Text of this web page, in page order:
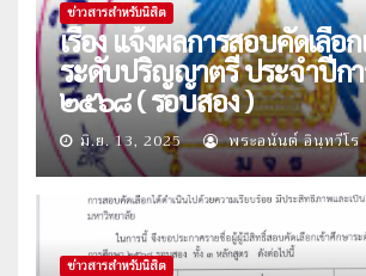
ข่าวสารสำหรับนิสิต
เรื่อง แจ้งผลการสอบคัดเลือ
ระดับปริญญาตรี ประจำปีก
๒๕๖๘ ( รอบสอง )
มิ.ย. 13, 2025 พระอนันต์ อินฺทวีโร
ข่าวสารสำหรับนิสิต